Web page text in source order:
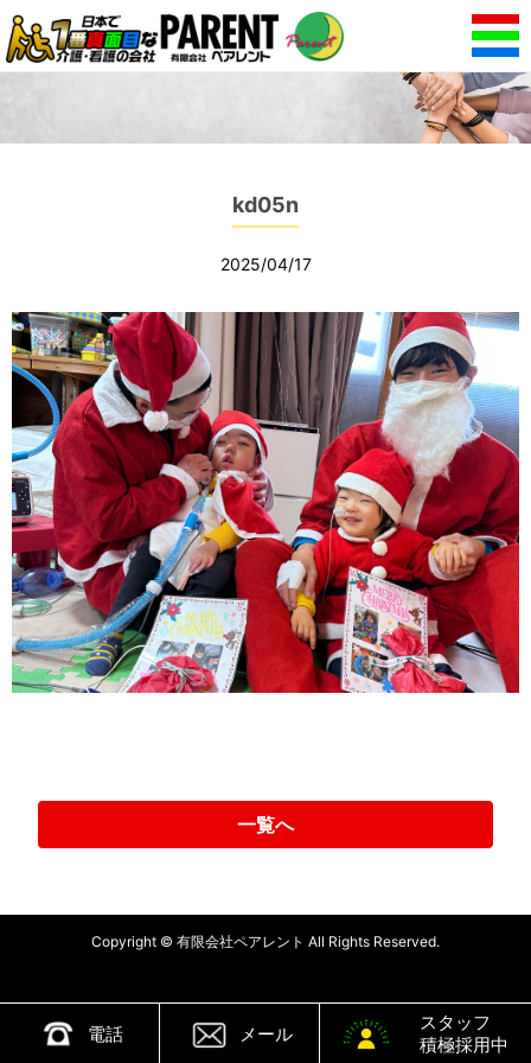
kd05n
2025/04/17
一覧へ
Copyright © 有限会社ペアレント All Rights Reserved.
電話 メール
スタッフ
積極採用中